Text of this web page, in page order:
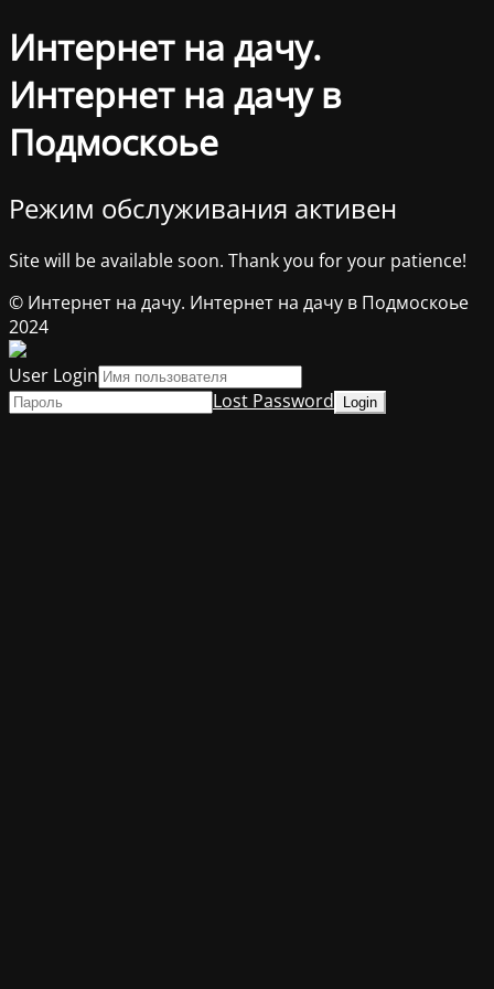
Интернет на дачу.
Интернет на дачу в
Подмоскоье
Режим обслуживания активен
Site will be available soon. Thank you for your patience!
© Интернет на дачу. Интернет на дачу в Подмоскоье
2024
User Login
Lost Password